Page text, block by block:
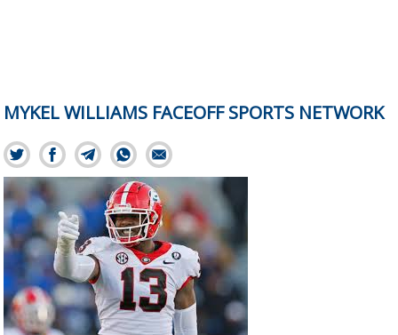
MYKEL WILLIAMS FACEOFF SPORTS NETWORK